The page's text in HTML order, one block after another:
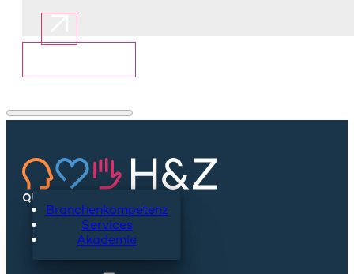
QUICKLINKS
Branchenkompetenz
Services
Akademie